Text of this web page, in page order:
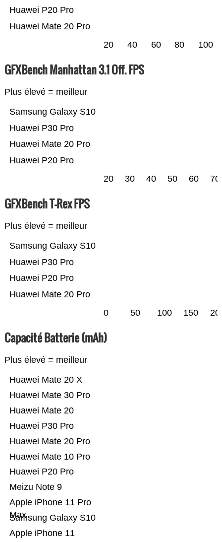
Huawei Mate 20 Pro
Huawei P20 Pro
20 40 60 80 100
GFXBench Manhattan 3.1 Off. FPS
Plus élevé = meilleur
Huawei P20 Pro
Huawei Mate 20 Pro
Huawei P30 Pro
Samsung Galaxy S10
20 30 40 50 60 70
GFXBench T-Rex FPS
Plus élevé = meilleur
Huawei Mate 20 Pro
Huawei P20 Pro
Huawei P30 Pro
Samsung Galaxy S10
0 50 100 150
Capacité Batterie (mAh)
Plus élevé = meilleur
Apple iPhone 11
Samsung Galaxy S10
Apple iPhone 11 Pro
Max
Meizu Note 9
Huawei P20 Pro
Huawei Mate 10 Pro
Huawei Mate 20 Pro
Huawei P30 Pro
Huawei Mate 20
Huawei Mate 30 Pro
Huawei Mate 20 X